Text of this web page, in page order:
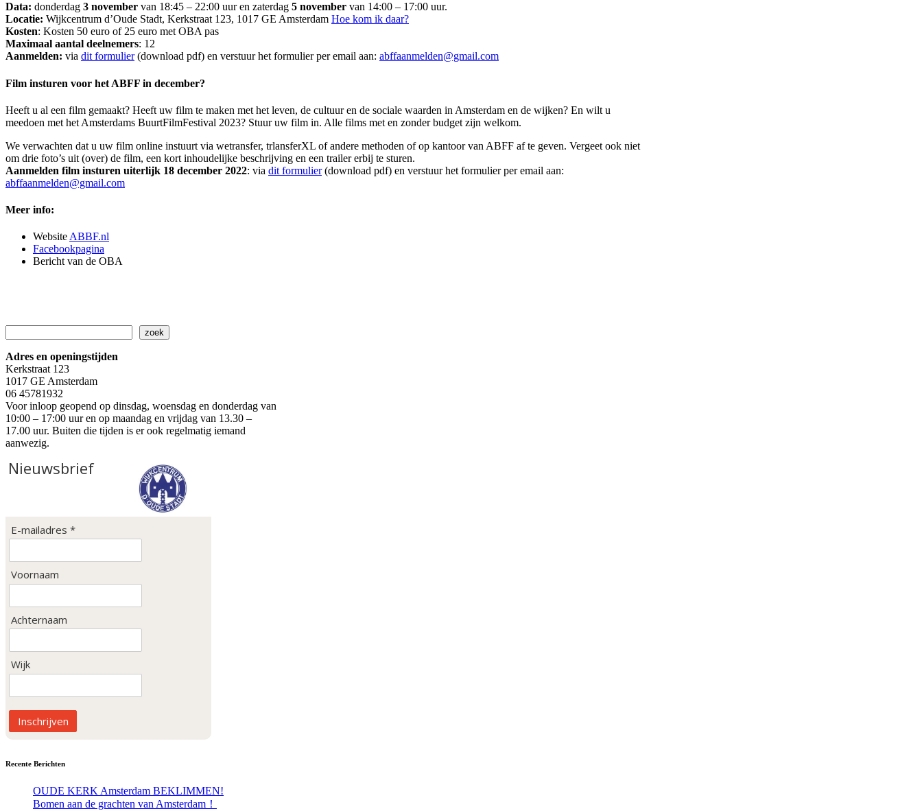
Data: donderdag 3 november van 18:45 – 22:00 uur en zaterdag 5 november van 14:00 – 17:00 uur.
Locatie: Wijkcentrum d’Oude Stadt, Kerkstraat 123, 1017 GE Amsterdam Hoe kom ik daar?
Kosten: Kosten 50 euro of 25 euro met OBA pas
Maximaal aantal deelnemers: 12
Aanmelden: via dit formulier(download pdf) en verstuur het formulier per email aan: abffaanmelden@gmail.com
Film insturen voor het ABFF in december?
Heeft u al een film gemaakt? Heeft uw film te maken met het leven, de cultuur en de sociale waarden in Amsterdam en de wijken? En wilt u
meedoen met het Amsterdams BuurtFilmFestival 2023? Stuur uw film in. Alle films met en zonder budget zijn welkom.
We verwachten dat u uw film online instuurt via wetransfer, trlansferXL of andere methoden of op kantoor van ABFF af te geven. Vergeet ook niet
om drie foto’s uit (over) de film, een kort inhoudelijke beschrijving en een trailer erbij te sturen.
Aanmelden film insturen uiterlijk 18 december 2022: via dit formulier(download pdf) en verstuur het formulier per email aan:
abffaanmelden@gmail.com
Meer info:
WebsiteABBF.nl
Facebookpagina
Bericht van de OBA
zoek
Adres en openingstijden
Kerkstraat 123
1017 GE Amsterdam
06 45781932
Voor inloop geopend op dinsdag, woensdag en donderdag van
10:00 – 17:00 uur en op maandag en vrijdag van 13.30 –
17.00 uur. Buiten die tijden is er ook regelmatig iemand
aanwezig.
Nieuwsbrief
E-mailadres *
Voornaam
Achternaam
Wijk
Inschrijven
Recente Berichten
OUDE KERK Amsterdam BEKLIMMEN!
Bomen aan de grachten van Amsterdam！